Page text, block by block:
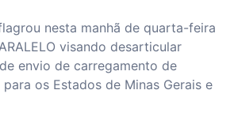
nesta manhã de quarta-feira
visando desarticular
envio de carregamento de
os Estados de Minas Gerais e